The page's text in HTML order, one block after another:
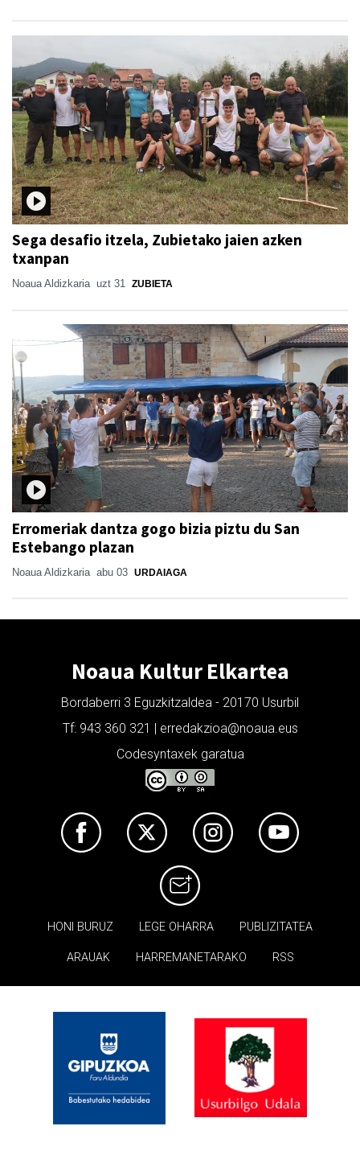
Sega desafio itzela, Zubietako jaien azken
txanpan
Noaua Aldizkaria uzt 31 ZUBIETA
Erromeriak dantza gogo bizia piztu du San
Estebango plazan
Noaua Aldizkaria abu 03 URDAIAGA
Noaua Kultur Elkartea
Bordaberri 3 Eguzkitzaldea - 20170 Usurbil
Tf: 943 360 321 | erredakzioa@noaua.eus
Codesyntaxek garatua
HONI BURUZ LEGE OHARRA PUBLIZITATEA
ARAUAK HARREMANETARAKO RSS